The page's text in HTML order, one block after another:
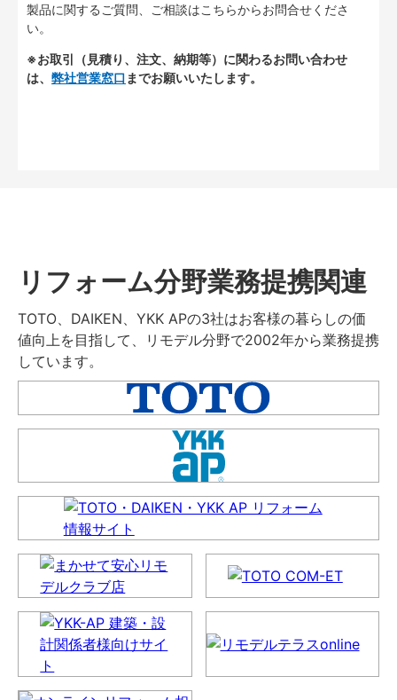
製品に関するご質問、ご相談はこちらからお問合せくださ
い。
※お取引（見積り、注文、納期等）に関わるお問い合わせ
は、 弊社営業窓口 までお願いいたします。
リフォーム分野業務提携関連
TOTO、DAIKEN、YKK APの3社はお客様の暮らしの価
値向上を目指して、リモデル分野で2002年から業務提携
しています。